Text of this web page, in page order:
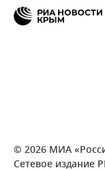
© 2026 МИА
Сетевое издание